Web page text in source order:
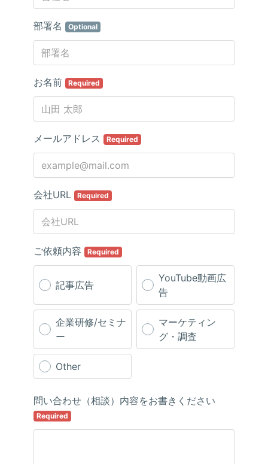
部署名 Optional
お名前 Required
メールアドレス Required
会社URL Required
ご依頼内容 Required
記事広告
YouTube動画広
告
企業研修/セミナ
ー
マーケティン
グ・調査
Other
問い合わせ（相談）内容をお書きください
Required